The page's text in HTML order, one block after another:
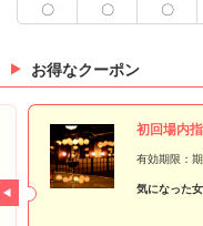
〇 〇 〇
お得なクーポン
初回場内
有効期限：期
気になった